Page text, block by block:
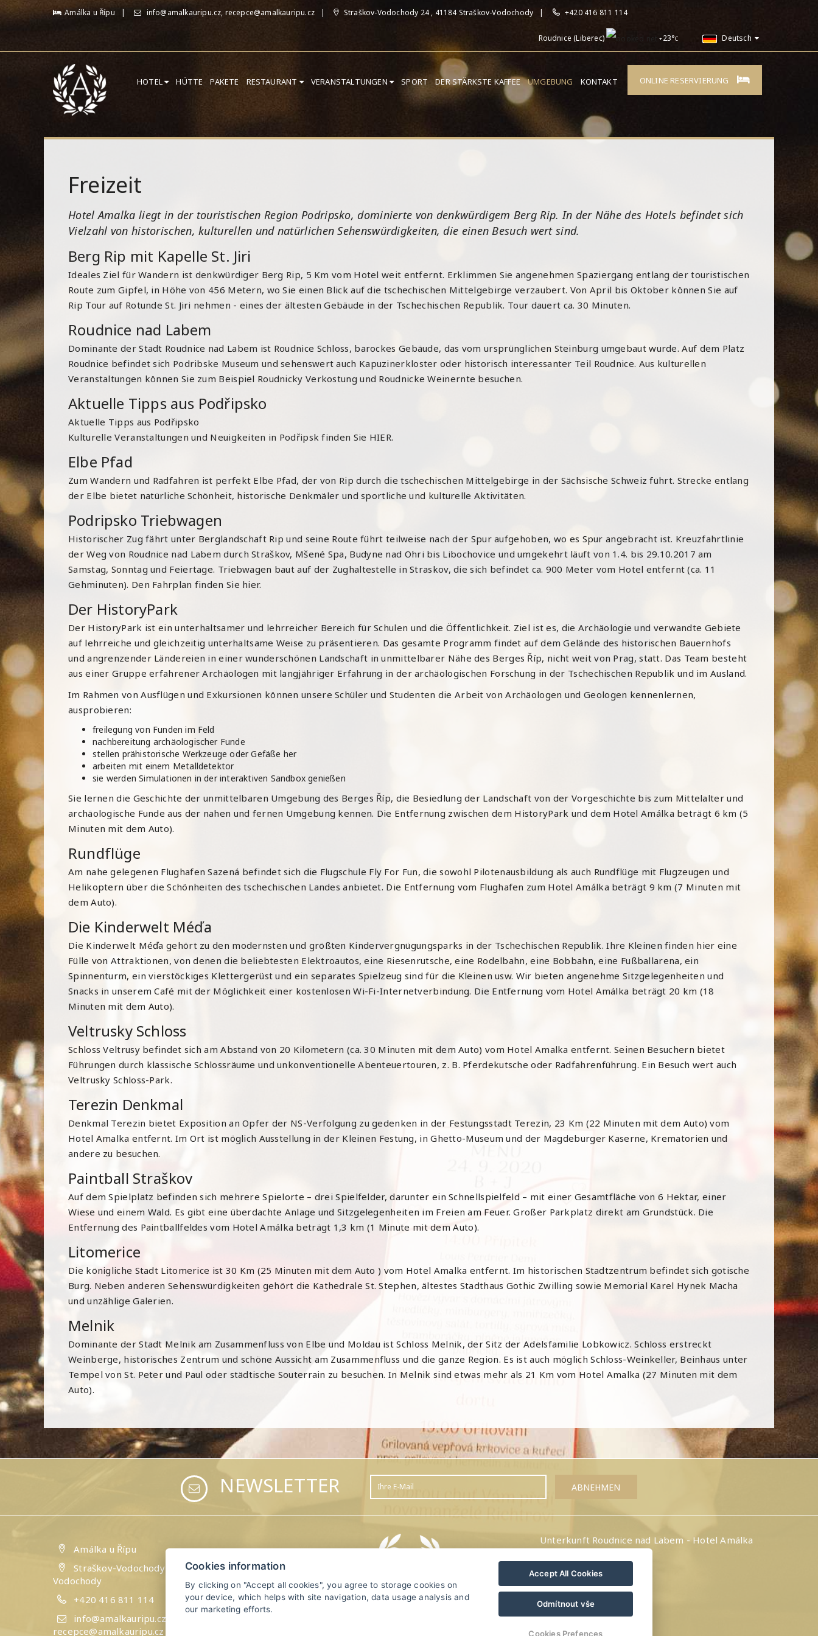
Amálka u Řípu info@amalkauripu.cz, recepce@amalkauripu.cz Straškov-Vodochody 24 , 41184 Straškov-Vodochody +420 416 811 114
Deutsch
Roudnice (Liberec) +23°C
HOTEL HÜTTE PAKETE RESTAURANT VERANSTALTUNGEN SPORT DER STÄRKSTE KAFFEE UMGEBUNG KONTAKT ONLINE RESERVIERUNG
Freizeit
Hotel Amalka liegt in der touristischen Region Podripsko, dominierte von denkwürdigem Berg Rip. In der Nähe des Hotels befindet sich
Vielzahl von historischen, kulturellen und natürlichen Sehenswürdigkeiten, die einen Besuch wert sind.
Berg Rip mit Kapelle St. Jiri
Ideales Ziel für Wandern ist denkwürdiger Berg Rip, 5 Km vom Hotel weit entfernt. Erklimmen Sie angenehmen Spaziergang entlang der touristischen
Route zum Gipfel, in Höhe von 456 Metern, wo Sie einen Blick auf die tschechischen Mittelgebirge verzaubert. Von April bis Oktober können Sie auf
Rip Tour auf Rotunde St. Jiri nehmen - eines der ältesten Gebäude in der Tschechischen Republik. Tour dauert ca. 30 Minuten.
Roudnice nad Labem
Dominante der Stadt Roudnice nad Labem ist Roudnice Schloss, barockes Gebäude, das vom ursprünglichen Steinburg umgebaut wurde. Auf dem Platz
Roudnice befindet sich Podribske Museum und sehenswert auch Kapuzinerkloster oder historisch interessanter Teil Roudnice. Aus kulturellen
Veranstaltungen können Sie zum Beispiel Roudnicky Verkostung und Roudnicke Weinernte besuchen.
Aktuelle Tipps aus Podřipsko
Aktuelle Tipps aus Podřipsko
Kulturelle Veranstaltungen und Neuigkeiten in Podřipsk finden Sie HIER.
Elbe Pfad
Zum Wandern und Radfahren ist perfekt Elbe Pfad, der von Rip durch die tschechischen Mittelgebirge in der Sächsische Schweiz führt. Strecke entlang
der Elbe bietet natürliche Schönheit, historische Denkmäler und sportliche und kulturelle Aktivitäten.
Podripsko Triebwagen
Historischer Zug fährt unter Berglandschaft Rip und seine Route führt teilweise nach der Spur aufgehoben, wo es Spur angebracht ist. Kreuzfahrtlinie
der Weg von Roudnice nad Labem durch Straškov, Mšené Spa, Budyne nad Ohri bis Libochovice und umgekehrt läuft von 1.4. bis 29.10.2017 am
Samstag, Sonntag und Feiertage. Triebwagen baut auf der Zughaltestelle in Straskov, die sich befindet ca. 900 Meter vom Hotel entfernt (ca. 11
Gehminuten). Den Fahrplan finden Sie hier.
Der HistoryPark
Der HistoryPark ist ein unterhaltsamer und lehrreicher Bereich für Schulen und die Öffentlichkeit. Ziel ist es, die Archäologie und verwandte Gebiete
auf lehrreiche und gleichzeitig unterhaltsame Weise zu präsentieren. Das gesamte Programm findet auf dem Gelände des historischen Bauernhofs
und angrenzender Ländereien in einer wunderschönen Landschaft in unmittelbarer Nähe des Berges Říp, nicht weit von Prag, statt. Das Team besteht
aus einer Gruppe erfahrener Archäologen mit langjähriger Erfahrung in der archäologischen Forschung in der Tschechischen Republik und im Ausland.
Im Rahmen von Ausflügen und Exkursionen können unsere Schüler und Studenten die Arbeit von Archäologen und Geologen kennenlernen,
ausprobieren:
freilegung von Funden im Feld
nachbereitung archäologischer Funde
stellen prähistorische Werkzeuge oder Gefäße her
arbeiten mit einem Metalldetektor
sie werden Simulationen in der interaktiven Sandbox genießen
Sie lernen die Geschichte der unmittelbaren Umgebung des Berges Říp, die Besiedlung der Landschaft von der Vorgeschichte bis zum Mittelalter und
archäologische Funde aus der nahen und fernen Umgebung kennen. Die Entfernung zwischen dem HistoryPark und dem Hotel Amálka beträgt 6 km (5
Minuten mit dem Auto).
Rundflüge
Am nahe gelegenen Flughafen Sazená befindet sich die Flugschule Fly For Fun, die sowohl Pilotenausbildung als auch Rundflüge mit Flugzeugen und
Helikoptern über die Schönheiten des tschechischen Landes anbietet. Die Entfernung vom Flughafen zum Hotel Amálka beträgt 9 km (7 Minuten mit
dem Auto).
Die Kinderwelt Méďa
Die Kinderwelt Méďa gehört zu den modernsten und größten Kindervergnügungsparks in der Tschechischen Republik. Ihre Kleinen finden hier eine
Fülle von Attraktionen, von denen die beliebtesten Elektroautos, eine Riesenrutsche, eine Rodelbahn, eine Bobbahn, eine Fußballarena, ein
Spinnenturm, ein vierstöckiges Klettergerüst und ein separates Spielzeug sind für die Kleinen usw. Wir bieten angenehme Sitzgelegenheiten und
Snacks in unserem Café mit der Möglichkeit einer kostenlosen Wi-Fi-Internetverbindung. Die Entfernung vom Hotel Amálka beträgt 20 km (18
Minuten mit dem Auto).
Veltrusky Schloss
Schloss Veltrusy befindet sich am Abstand von 20 Kilometern (ca. 30 Minuten mit dem Auto) vom Hotel Amalka entfernt. Seinen Besuchern bietet
Führungen durch klassische Schlossräume und unkonventionelle Abenteuertouren, z. B. Pferdekutsche oder Radfahrenführung. Ein Besuch wert auch
Veltrusky Schloss-Park.
Terezin Denkmal
Denkmal Terezin bietet Exposition an Opfer der NS-Verfolgung zu gedenken in der Festungsstadt Terezin, 23 Km (22 Minuten mit dem Auto) vom
Hotel Amalka entfernt. Im Ort ist möglich Ausstellung in der Kleinen Festung, in Ghetto-Museum und der Magdeburger Kaserne, Krematorien und
andere zu besuchen.
Paintball Straškov
Auf dem Spielplatz befinden sich mehrere Spielorte – drei Spielfelder, darunter ein Schnellspielfeld – mit einer Gesamtfläche von 6 Hektar, einer
Wiese und einem Wald. Es gibt eine überdachte Anlage und Sitzgelegenheiten im Freien am Feuer. Großer Parkplatz direkt am Grundstück. Die
Entfernungdes Paintballfeldes vom Hotel Amálka beträgt 1,3 km (1 Minute mit dem Auto).
Litomerice
Die königliche Stadt Litomerice ist 30 Km (25 Minuten mit dem Auto ) vom Hotel Amalka entfernt. Im historischen Stadtzentrum befindet sich gotische
Burg. Neben anderen Sehenswürdigkeiten gehört die Kathedrale St. Stephen, ältestes Stadthaus Gothic Zwilling sowie Memorial Karel Hynek Macha
und unzählige Galerien.
Melnik
Dominante der Stadt Melnik am Zusammenfluss von Elbe und Moldau ist Schloss Melnik, der Sitz der Adelsfamilie Lobkowicz. Schloss erstreckt
Weinberge, historisches Zentrum und schöne Aussicht am Zusammenfluss und die ganze Region. Es ist auch möglich Schloss-Weinkeller, Beinhaus unter
Tempel von St. Peter und Paul oder städtische Souterrain zu besuchen. In Melnik sind etwas mehr als 21 Km vom Hotel Amalka (27 Minuten mit dem
Auto).
NEWSLETTER
Amálka u Řípu
Straškov-Vodochody 24, 41184 Straškov-
Vodochody
+420 416 811 114
info@amalkauripu.cz,
recepce@amalkauripu.cz
Unterkunft Roudnice nad Labem - Hotel Amálka
Cookies information
By clicking on "Accept all cookies", you agree to storage cookies on
your device, which helps with site navigation, data usage analysis and
our marketing efforts.
Accept All Cookies
Odmítnout vše
Cookies Prefences